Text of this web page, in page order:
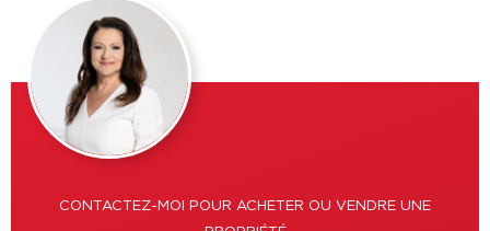
CONTACTEZ-MOI POUR ACHETER OU VENDRE UNE